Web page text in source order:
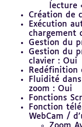
lecture
Création de
Exécution
chargement
Gestion du
Gestion du
clavier : Oui
Redéfinition
Fluidité
zoom : Oui
Fonctions
Fonction
WebCam /